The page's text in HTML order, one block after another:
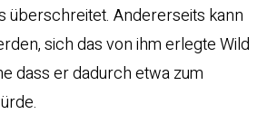
überschreitet. Andererseits kann
sich das von ihm erlegte Wild
dass er dadurch etwa zum